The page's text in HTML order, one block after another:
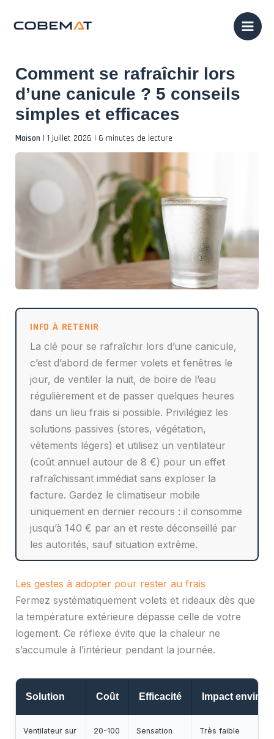
Comment se rafraîchir lors
d’une canicule ? 5 conseils
simples et efficaces
Maison | 1 juillet 2026 | 6 minutes de lecture
La clé pour se rafraîchir lors d’une canicule,
c’est d’abord de fermer volets et fenêtres le
jour, de ventiler la nuit, de boire de l’eau
régulièrement et de passer quelques heures
dans un lieu frais si possible. Privilégiez les
solutions passives (stores, végétation,
vêtements légers) et utilisez un ventilateur
(coût annuel autour de 8 €) pour un effet
rafraîchissant immédiat sans exploser la
facture. Gardez le climatiseur mobile
uniquement en dernier recours : il consomme
jusqu’à 140 € par an et reste déconseillé par
les autorités, sauf situation extrême.
Les gestes à adopter pour rester au frais
Fermez systématiquement volets et rideaux dès que
la température extérieure dépasse celle de votre
logement. Ce réflexe évite que la chaleur ne
s’accumule à l’intérieur pendant la journée.
Solution Coût Efficacité Impact
Ventilateur sur
20-100
Sensation
Très faible